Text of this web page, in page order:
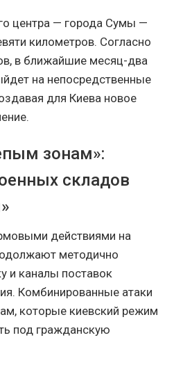
центра — города Сумы —
километров. Согласно
в ближайшие месяц-два
на непосредственные
для Киева новое
зонам»:
складов
действиями на
методично
и каналы поставок
Комбинированные атаки
которые киевский режим
под гражданскую